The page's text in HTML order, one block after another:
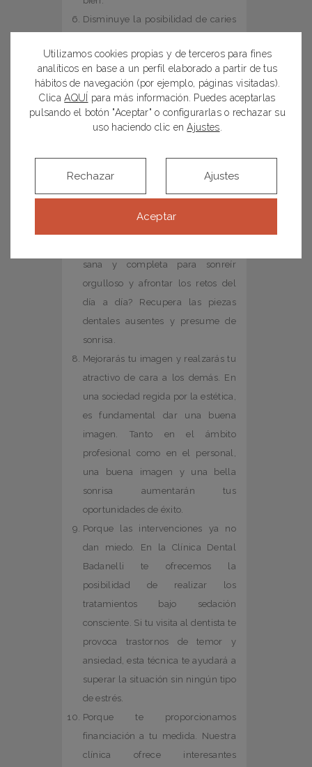
Disminuye la posibilidad de caries
a los implantes estabilizarán las
arcadas dentarias, lo que reduce
notablemente la aparición de
caries. Además, evitarás que la
reabsorción del hueso y la pérdida
repercutan en el resto de dientes
sana y completa para sonreír
orgulloso y afrontar los retos del
día a día? Recupera las piezas
dentales ausentes y presume de
sonrisa.
Mejorarás tu imagen y realzarás tu
atractivo de cara a los demás. En
una sociedad regida por la estética,
es fundamental dar una buena
imagen. Tanto en el ámbito
profesional como en el personal,
una buena imagen y una bella
sonrisa aumentarán tus
oportunidades de éxito.
Porque las intervenciones ya no
dan miedo. En la Clínica Dental
Badanelli te ofrecemos la
posibilidad de realizar los
tratamientos bajo sedación
consciente. Si tu visita al dentista te
provoca trastornos de temor y
ansiedad, esta técnica te ayudará a
superar la situación sin ningún tipo
de estrés.
Porque te proporcionamos
financiación a tu medida. Nuestra
clínica ofrece interesantes
Utilizamos cookies propias y de terceros para fines
analíticos en base a un perfil elaborado a partir de tus
hábitos de navegación (por ejemplo, páginas visitadas).
ClicaAQUÍ
para más información. Puedes aceptarlas
pulsando el botón "Aceptar" o configurarlas o rechazar su
uso haciendo clic enAjustes
Aceptar
Rechazar Ajustes